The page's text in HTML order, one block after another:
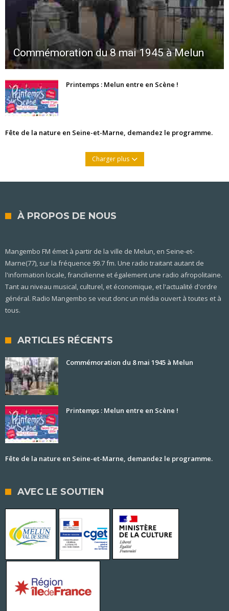
Commémoration du 8 mai 1945 à Melun
Printemps : Melun entre en Scène !
Fête de la nature en Seine-et-Marne, demandez le programme.
Charger plus
À PROPOS DE NOUS
Mangembo FM émet à partir de la ville de Melun, en Seine-et-
Marne(77), sur la fréquence 99.7 fm. Une radio traitant autant de
l'information locale, francilienne et également une radio afropolitaine.
Tant au niveau musical, culturel, et économique, et l'actualité d'ordre
général. Radio Mangembo se veut donc un média ouvert à toutes et à
tous.
ARTICLES RÉCENTS
Commémoration du 8 mai 1945 à Melun
Printemps : Melun entre en Scène !
Fête de la nature en Seine-et-Marne, demandez le programme.
AVEC LE SOUTIEN